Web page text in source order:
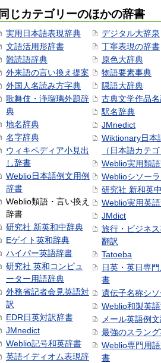
同じカテゴリーのほかの辞書
実用日本語表現辞典
文語活用形辞書
難読語辞典
外来語の言い換え提案
外国人名読み方字典
歌舞伎・浄瑠璃外題辞
典
地名辞典
名字辞典
ウィキペディア小見出
し辞書
Weblio日本語例文用例
辞書
Weblio類語・言い換え
辞書
研究社 新英和中辞典
Eゲイト英和辞典
ハイパー英語辞書
研究社 英和コンピュ
ーター用語辞典
外務省記者会見英語対
訳
EDR日英対訳辞書
JMnedict
Weblio記号和英辞書
英語イディオム表現辞
デジタル大辞泉
丁寧表現の辞書
原色大辞典
物語要素事典
隠語大辞典
古典文学作品
駅名辞典
JMnedict
Wiktionary日本
（日本語カテ
Weblio実用類
Weblioシソー
研究社 新和英
Weblio実用英
JMdict
旅行・ビジネ
翻訳
Tatoeba
日英・英日専
書
遺伝子名称シ
Weblio和製英
メール英語例
最強のスラン
Weblio専門用
書